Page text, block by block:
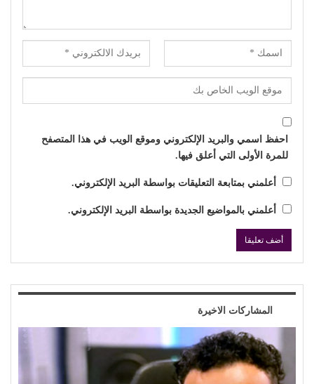
احفظ اسمي والبريد الإلكتروني وموقع الويب في هذا المتصفح
للمرة الأولى التي أعلق فيها.
أعلمني بمتابعة التعليقات بواسطة البريد الإلكتروني.
أعلمني بالمواضيع الجديدة بواسطة البريد الإلكتروني.
المشاركات الاخيرة